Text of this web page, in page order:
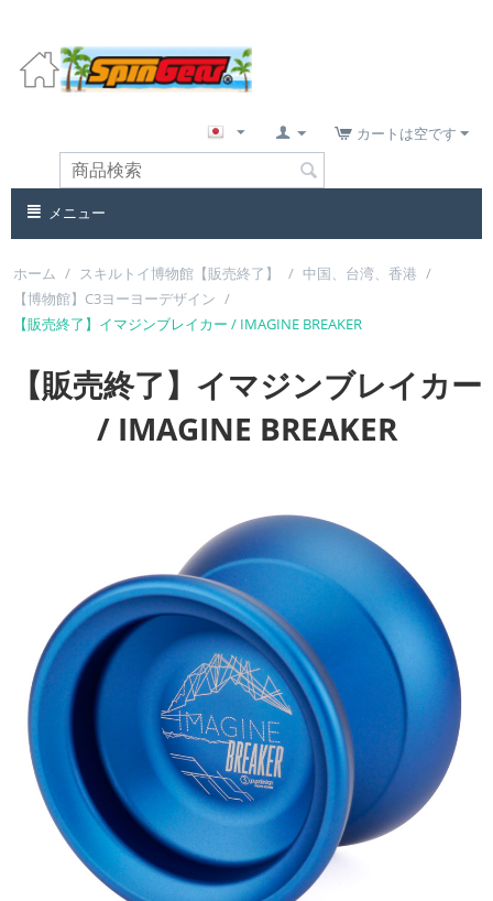
カートは空です
メニュー
ホーム / スキルトイ博物館【販売終了】 / 中国、台湾、香港 /
【博物館】C3ヨーヨーデザイン /
【販売終了】イマジンブレイカー / IMAGINE BREAKER
【販売終了】イマジンブレイカー
/ IMAGINE BREAKER